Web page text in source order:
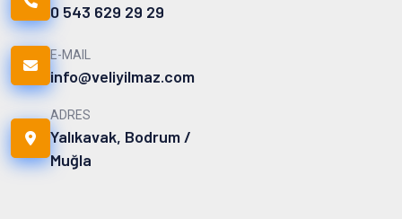
0 543 629 29 29
E-MAIL
info@veliyilmaz.com
ADRES
Yalıkavak, Bodrum /
Muğla